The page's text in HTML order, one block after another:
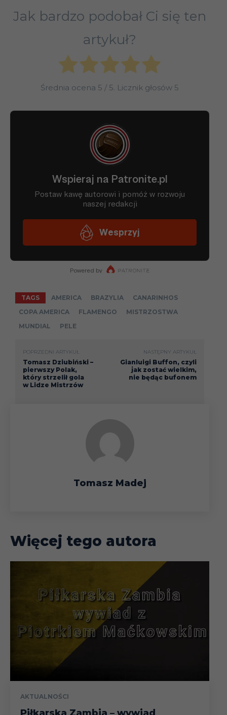
Jak bardzo podobał Ci się ten
artykuł?
Średnia ocena 5 / 5. Licznik głosów 5
TAGS AMERICA BRAZYLIA
CANARINHOS
COPA AMERICA
FLAMENGO
MISTRZOSTWA
MUNDIAL
PELE
POPRZEDNI ARTYKUŁ
Tomasz Dziubiński –
pierwszy Polak,
który strzelił gola
w Lidze Mistrzów
NASTĘPNY ARTYKUŁ
Gianluigi Buffon, czyli
jak zostać wielkim,
nie będąc bufonem
Tomasz Madej
Więcej tego autora
AKTUALNOŚCI